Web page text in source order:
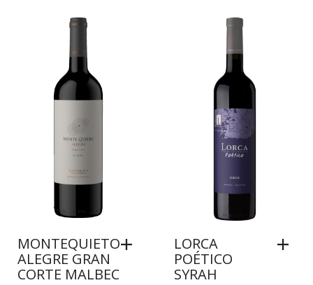
MONTEQUIETO
ALEGRE GRAN
CORTE MALBEC
LORCA
POÉTICO
SYRAH